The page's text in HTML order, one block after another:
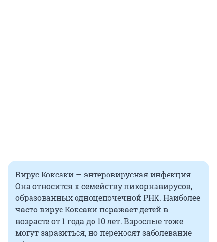
Вирус Коксаки — энтеровирусная инфекция.
Она относится к семейству пикорнавирусов,
образованных одноцепочечной РНК. Наиболее
часто вирус Коксаки поражает детей в
возрасте от 1 года до 10 лет. Взрослые тоже
могут заразиться, но переносят заболевание